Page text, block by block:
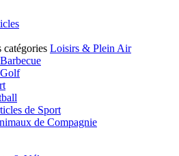
catégories Loisirs & Plein Air
de Sport
de Compagnie